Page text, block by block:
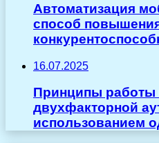
Автоматизация
способ
16.07.2025
Принципы работы
двухфакторной
использованием